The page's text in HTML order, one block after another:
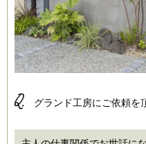
Q. グランド工房にご依頼を